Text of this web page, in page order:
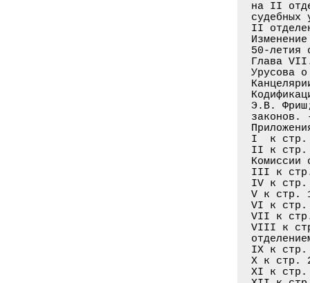
на II
судебных
II
50-
Глава
Урусова
Э.В. Фриш;
I  к стр.
II к стр.
III к
IV к
V к стр.
VI к стр.
VII к
VIII к
IX к стр.
Х к стр.
XI к стр.